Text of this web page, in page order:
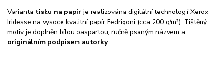
Varianta tisku na papír je realizována digitální technologií Xerox
Iridesse na vysoce kvalitní papír Fedrigoni (cca 200 g/m²). Tištěný
motiv je doplněn bílou paspartou, ručně psaným názvem a
originálním podpisem autorky.